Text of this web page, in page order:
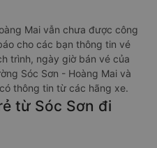
Mai vẫn chưa được công
cho các bạn thông tin vé
trình, ngày giờ bán vé của
Sóc Sơn - Hoàng Mai và
thông tin từ các hãng xe.
từ Sóc Sơn đi